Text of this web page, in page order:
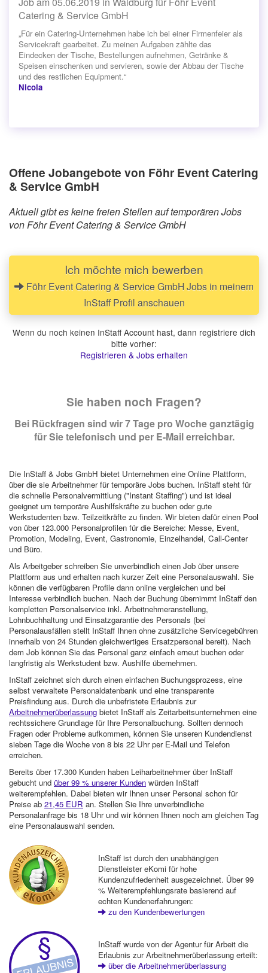
Catering & Service GmbH
„Für ein Catering-Unternehmen habe ich bei einer Firmenfeier als
Servicekraft gearbeitet. Zu meinen Aufgaben zählte das
Eindecken der Tische, Bestellungen aufnehmen, Getränke &
Speisen einschenken und servieren, sowie der Abbau der Tische
und des restlichen Equipment.“
Nicola
Offene Jobangebote von Föhr Event Catering
& Service GmbH
Aktuell gibt es keine freien Stellen auf temporären Jobs
von Föhr Event Catering & Service GmbH
Ich möchte mich bewerben
Föhr Event Catering & Service GmbH Jobs in meinem
InStaff Profil anschauen
Wenn du noch keinen InStaff Account hast, dann registriere dich
bitte vorher:
Registrieren & Jobs erhalten
Sie haben noch Fragen?
Bei Rückfragen sind wir 7 Tage pro Woche ganztägig
für Sie telefonisch und per E-Mail erreichbar.
Die InStaff & Jobs GmbH bietet Unternehmen eine Online Plattform,
über die sie Arbeitnehmer für temporäre Jobs buchen. InStaff steht für
die schnelle Personalvermittlung ("Instant Staffing") und ist ideal
geeignet um temporäre Aushilfskräfte zu buchen oder gute
Werkstudenten bzw. Teilzeitkräfte zu finden. Wir bieten dafür einen Pool
von über 123.000 Personalprofilen für die Bereiche: Messe, Event,
Promotion, Modeling, Event, Gastronomie, Einzelhandel, Call-Center
und Büro.
Als Arbeitgeber schreiben Sie unverbindlich einen Job über unsere
Plattform aus und erhalten nach kurzer Zeit eine Personalauswahl. Sie
können die verfügbaren Profile dann online vergleichen und bei
Interesse verbindlich buchen. Nach der Buchung übernimmt InStaff den
kompletten Personalservice inkl. Arbeitnehmeranstellung,
Lohnbuchhaltung und Einsatzgarantie des Personals (bei
Personalausfällen stellt InStaff Ihnen ohne zusätzliche Servicegebühren
innerhalb von 24 Stunden gleichwertiges Ersatzpersonal bereit). Nach
dem Job können Sie das Personal ganz einfach erneut buchen oder
langfristig als Werkstudent bzw. Aushilfe übernehmen.
InStaff zeichnet sich durch einen einfachen Buchungsprozess, eine
selbst verwaltete Personaldatenbank und eine transparente
Preisfindung aus. Durch die unbefristete Erlaubnis zur
Arbeitnehmerüberlassung bietet InStaff als Zeitarbeitsunternehmen eine
rechtssichere Grundlage für Ihre Personalbuchung. Sollten dennoch
Fragen oder Probleme aufkommen, können Sie unseren Kundendienst
sieben Tage die Woche von 8 bis 22 Uhr per E-Mail und Telefon
erreichen.
Bereits über 17.300 Kunden haben Leiharbeitnehmer über InStaff
gebucht und über 99 % unserer Kunden würden InStaff
weiterempfehlen. Dabei bieten wir Ihnen unser Personal schon für
Preise ab 21,45 EUR an. Stellen Sie Ihre unverbindliche
Personalanfrage bis 18 Uhr und wir können Ihnen noch am gleichen Tag
eine Personalauswahl senden.
InStaff ist durch den unabhängigen
Dienstleister eKomi für hohe
Kundenzufriedenheit ausgezeichnet. Über 99
% Weiterempfehlungsrate basierend auf
echten Kundenerfahrungen:
zu den Kundenbewertungen
InStaff wurde von der Agentur für Arbeit die
Erlaubnis zur Arbeitnehmerüberlassung erteilt:
über die Arbeitnehmerüberlassung